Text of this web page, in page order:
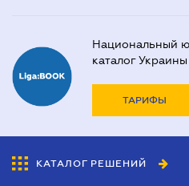
Национальный
каталог Украины
ТАРИФЫ
КАТАЛОГ РЕШЕНИЙ